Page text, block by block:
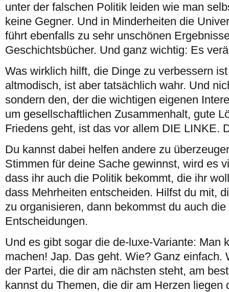
unter der falschen Politik leiden wie man
keine Gegner. Und in Minderheiten die
führt ebenfalls zu sehr unschönen
Geschichtsbücher. Und ganz wichtig: Es
Was wirklich hilft, die Dinge zu verbessern
altmodisch, ist aber tatsächlich wahr. Und
sondern den, der die wichtigen eigenen
um gesellschaftlichen Zusammenhalt, gute
Friedens geht, ist das vor allem DIE LINKE.
Du kannst dabei helfen andere zu
Stimmen für deine Sache gewinnst, wird es
dass ihr auch die Politik bekommt, die ihr
dass Mehrheiten entscheiden. Hilfst du mit,
zu organisieren, dann bekommst du auch
Entscheidungen.
Und es gibt sogar die de-luxe-Variante: Man
machen! Jap. Das geht. Wie? Ganz einfach.
der Partei, die dir am nächsten steht, am
kannst du Themen, die dir am Herzen liegen